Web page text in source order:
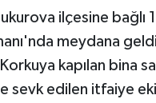
ilçesine bağlı
meydana
kapılan bina
sevk edilen itfaiye